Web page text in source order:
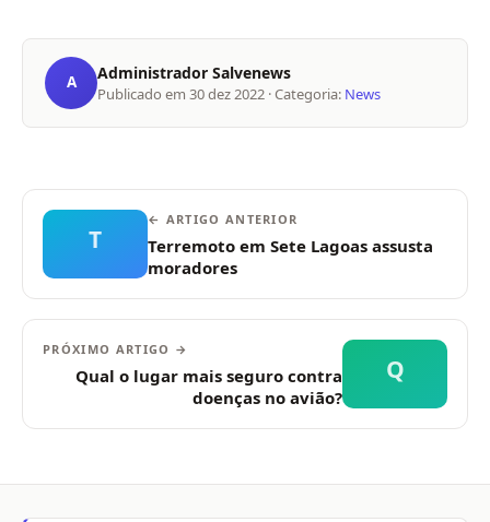
A Administrador Salvenews
Publicado em 30 dez 2022 · Categoria: News
T
← ARTIGO ANTERIOR
Terremoto em Sete Lagoas assusta
moradores
Q
PRÓXIMO ARTIGO →
Qual o lugar mais seguro contra
doenças no avião?